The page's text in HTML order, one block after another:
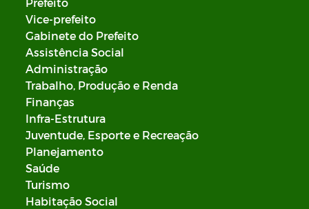
Prefeito
Vice-prefeito
Gabinete do Prefeito
Assistência Social
Administração
Trabalho, Produção e Renda
Finanças
Infra-Estrutura
Juventude, Esporte e Recreação
Planejamento
Saúde
Turismo
Habitação Social